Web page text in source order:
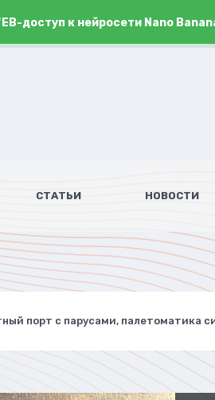
доступ к нейросети Nano
СТАТЬИ НОВОСТИ
порт с парусами, палетоматика